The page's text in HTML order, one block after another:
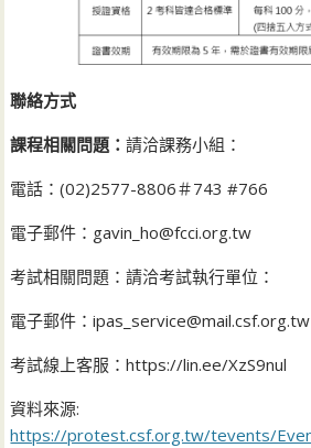
聯絡方式
課程相關問題：請洽課務小組：
電話：(02)2577-8806＃743 #766
電子郵件：gavin_ho@fcci.org.tw
考試相關問題：請洽考試執行單位：
電子郵件：ipas_service@mail.csf.org.tw
考試線上客服：https://lin.ee/XzS9nul
資料來源:
https://protest.csf.org.tw/tevents/